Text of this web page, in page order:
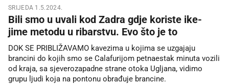
SRIJEDA 1.5.2024.
Bili smo u uvali kod Zadra gdje koriste ike-
jime metodu u ribarstvu. Evo što je to
DOK SE PRIBLIŽAVAMO kavezima u kojima se uzgajaju
brancini do kojih smo se Calafurijom petnaestak minuta vozili
od kraja, sa sjeverozapadne strane otoka Ugljana, vidimo
grupu ljudi koja na pontonu obrađuje brancine.